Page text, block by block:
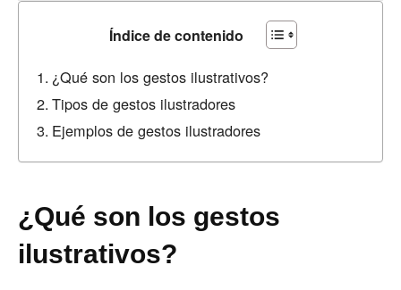
Índice de contenido
¿Qué son los gestos ilustrativos?
Tipos de gestos ilustradores
Ejemplos de gestos ilustradores
¿Qué son los gestos
ilustrativos?